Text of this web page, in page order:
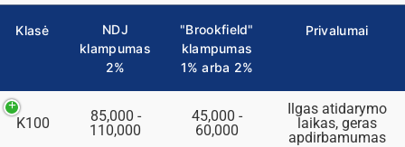
Klasė
NDJ
klampumas
2%
"Brookfield"
klampumas
1% arba 2%
Privalumai
K100
85,000 -
110,000
45,000 -
60,000
Ilgas atidarymo
laikas, geras
apdirbamumas